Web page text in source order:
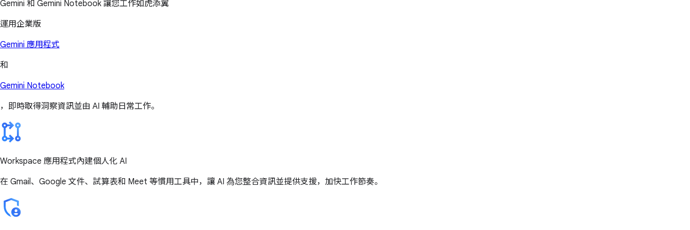
Gemini 和 Gemini Notebook 讓您工作如虎添翼
運用企業版
Gemini 應用程式
和
Gemini Notebook
，即時取得洞察資訊並由 AI 輔助日常工作。
Workspace 應用程式內建個人化 AI
在 Gmail、Google 文件、試算表和 Meet 等慣用工具中，讓 AI 為您整合資訊並提供支援，加快工作節奏。